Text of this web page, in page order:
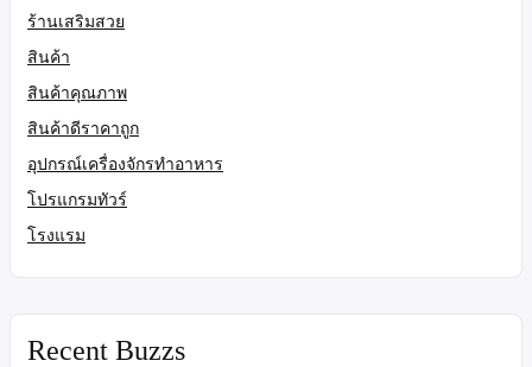
ร้านเสริมสวย
สินค้า
สินค้าคุณภาพ
สินค้าดีราคาถูก
อุปกรณ์เครื่องจักรทำอาหาร
โปรแกรมทัวร์
โรงแรม
Recent Buzzs